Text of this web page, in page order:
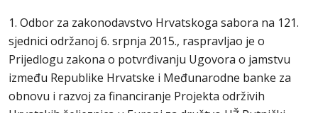
1. Odbor za zakonodavstvo Hrvatskoga sabora na 121.
sjednici održanoj 6. srpnja 2015., raspravljao je o
Prijedlogu zakona o potvrđivanju Ugovora o jamstvu
između Republike Hrvatske i Međunarodne banke za
obnovu i razvoj za financiranje Projekta održivih